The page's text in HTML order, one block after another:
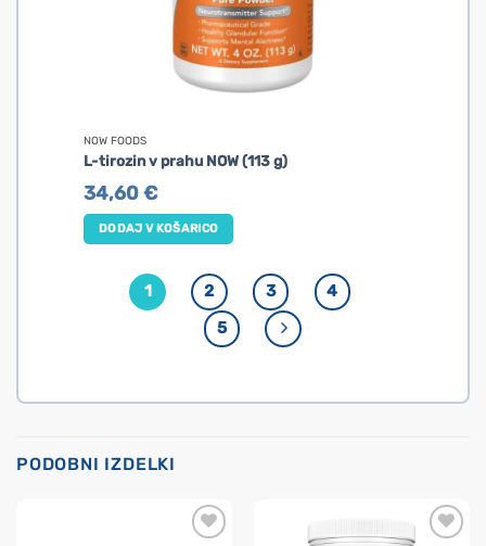
NOW FOODS
L-tirozin v prahu NOW (113 g)
34,60€
DODAJ V KOŠARICO
1 2 3
4
5
PODOBNI IZDELKI